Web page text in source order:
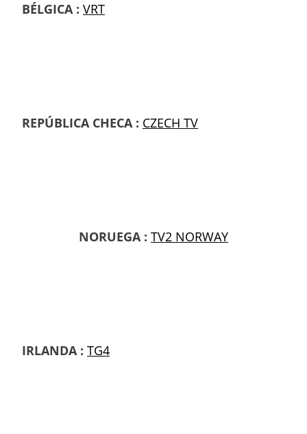
BÉLGICA : VRT
REPÚBLICA CHECA : CZECH TV
NORUEGA : TV2 NORWAY
IRLANDA : TG4